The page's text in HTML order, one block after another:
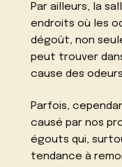
Par ailleurs, la
endroits où les
dégoût, non
peut trouver
cause des
Parfois,
causé par nos
égouts qui,
tendance à